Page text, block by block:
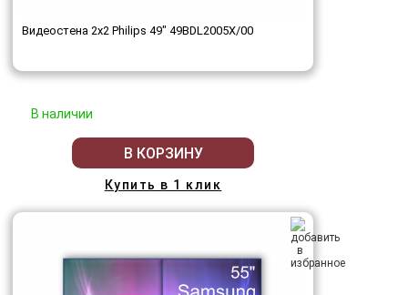
Видеостена 2x2 Philips 49" 49BDL2005X/00
В наличии
В КОРЗИНУ
Купить в 1 клик